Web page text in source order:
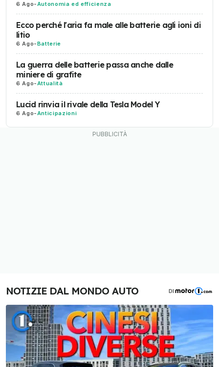
6 Ago-Autonomia ed efficienza
Ecco perché l'aria fa male alle batterie agli ioni di
litio
6 Ago-Batterie
La guerra delle batterie passa anche dalle
miniere di grafite
6 Ago-Attualità
Lucid rinvia il rivale della Tesla Model Y
6 Ago-Anticipazioni
NOTIZIE DAL MONDO AUTO DI